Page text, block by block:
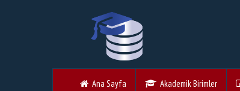
Ana Sayfa Akademik Birimler